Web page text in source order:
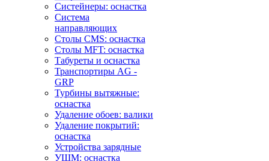
Систейнеры: оснастка
Система
направляющих
Столы CMS: оснастка
Столы MFT: оснастка
Табуреты и оснастка
Транспортиры AG -
GRP
Турбины вытяжные:
оснастка
Удаление обоев: валики
Удаление покрытий:
оснастка
Устройства зарядные
УШМ: оснастка